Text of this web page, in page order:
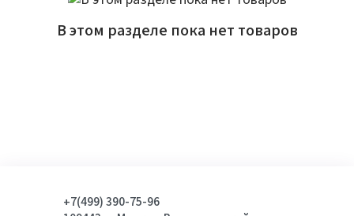
В этом разделе пока нет товаров
+7(499) 390-75-96